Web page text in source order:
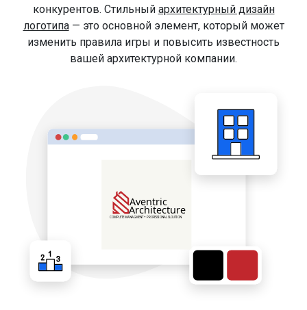
конкурентов. Стильный архитектурный дизайн
логотипа— это основной элемент, который может
изменить правила игры и повысить известность
вашей архитектурной компании.